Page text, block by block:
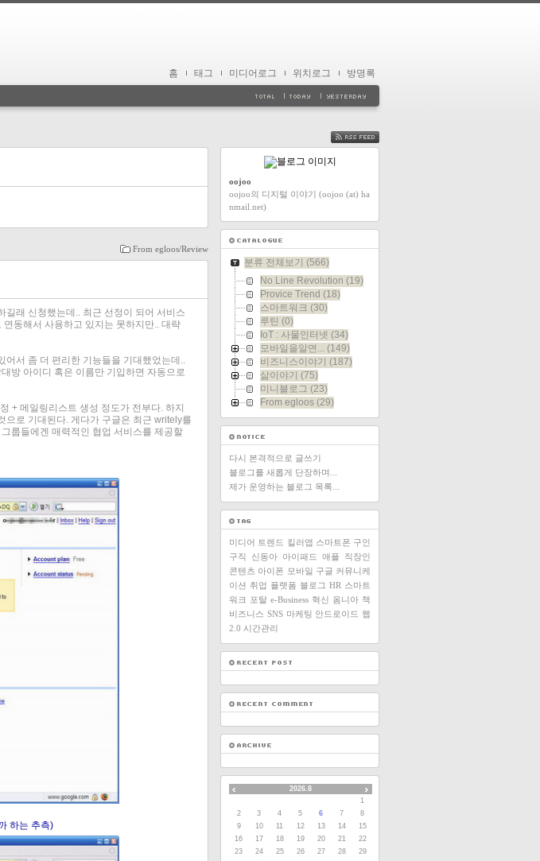
홈 태그 미디어로그 위치로그 방명록
From egloos/Review
래 신청했는데.. 최근 선정이 되어 서비스
연동해서 사용하고 있지는 못하지만.. 대략
어서 좀 더 편리한 기능들을 기대했었는데..
방 아이디 혹은 이름만 기입하면 자동으로
+ 메일링리스트 생성 정도가 전부다. 하지
으로 기대된다. 게다가 구글은 최근 writely를
룹들에겐 매력적인 협업 서비스를 제공할
하는 추측)
FEED
oojoo
oojoo의 디지털 이야기 (oojoo (at) ha
nmail.net)
분류 전체보기
(566)
No Line Revolution (19)
Provice Trend (18)
스마트워크 (30)
루틴 (0)
IoT : 사물인터넷 (34)
모바일을알면... (149)
비즈니스이야기
(187)
삶이야기
(75)
미니블로그 (23)
From egloos (29)
다시 본격적으로 글쓰기
블로그를 새롭게 단장하며...
제가 운영하는 블로그 목록...
미디어 트렌드 킬러앱 스마트폰 구인
구직
신동아 아이패드 애플
직장인
콘텐츠 아이폰 모바일 구글 커뮤니케
이션 취업 플랫폼 블로그 HR 스마트
워크 포탈 e-Business 혁신 옴니아 책
비즈니스 SNS 마케팅 안드로이드 웹
2.0 시간관리
2026.8
1
2
3 4 5 6 7
8
9
10 11 12 13 14
15
16
17 18 19 20 21
22
23
24 25 26 27 28
29